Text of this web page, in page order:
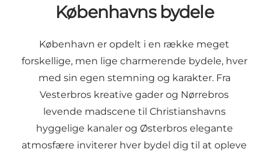
Københavns bydele
København er opdelt i en række meget
forskellige, men lige charmerende bydele, hver
med sin egen stemning og karakter. Fra
Vesterbros kreative gader og Nørrebros
levende madscene til Christianshavns
hyggelige kanaler og Østerbros elegante
atmosfære inviterer hver bydel dig til at opleve